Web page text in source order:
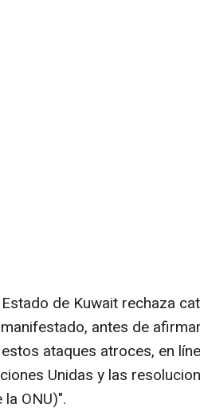
Estado de Kuwait rechaza
antes de
ataques atroces, en
Unidas y las
la ONU)".